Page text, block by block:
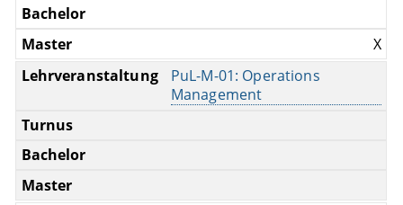
X
PuL-M-01: Operations
Management